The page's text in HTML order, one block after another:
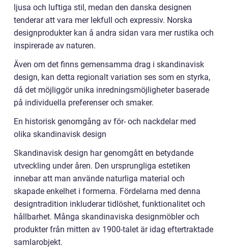
ljusa och luftiga stil, medan den danska designen
tenderar att vara mer lekfull och expressiv. Norska
designprodukter kan å andra sidan vara mer rustika och
inspirerade av naturen.
Även om det finns gemensamma drag i skandinavisk
design, kan detta regionalt variation ses som en styrka,
då det möjliggör unika inredningsmöjligheter baserade
på individuella preferenser och smaker.
En historisk genomgång av för- och nackdelar med
olika skandinavisk design
Skandinavisk design har genomgått en betydande
utveckling under åren. Den ursprungliga estetiken
innebar att man använde naturliga material och
skapade enkelhet i formerna. Fördelarna med denna
designtradition inkluderar tidlöshet, funktionalitet och
hållbarhet. Många skandinaviska designmöbler och
produkter från mitten av 1900-talet är idag eftertraktade
samlarobjekt.